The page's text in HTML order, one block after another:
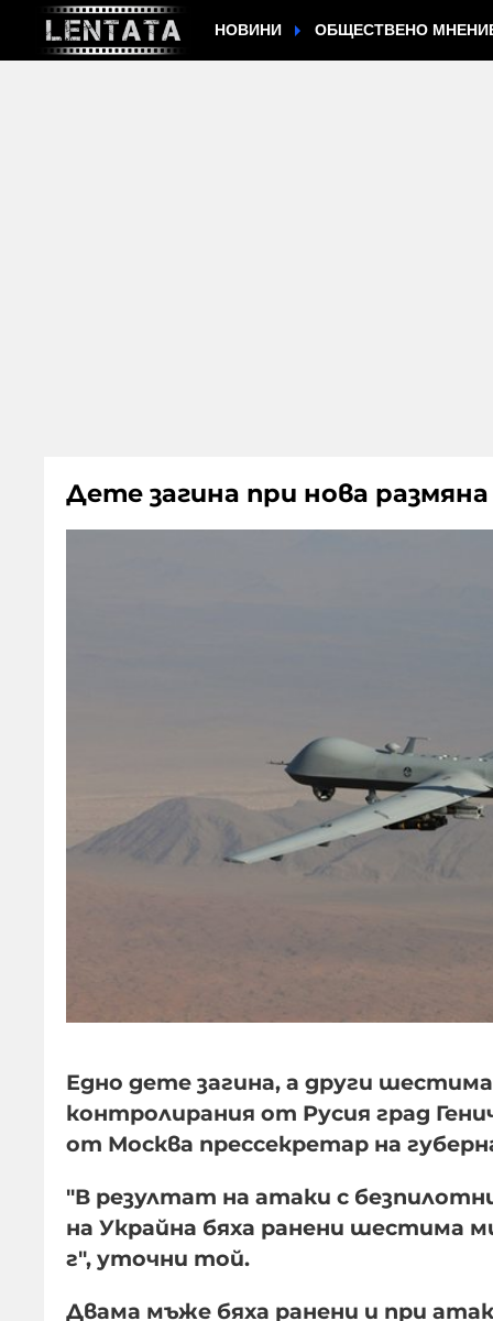
НОВИНИ ОБЩЕСТВЕНО
Дете загина при нова
Едно дете загина, а други
контролирания от Русия град
от Москва прессекретар на
"В резултат на атаки с
на Украйна бяха ранени шестима
г", уточни той.
Двама мъже бяха ранени и при